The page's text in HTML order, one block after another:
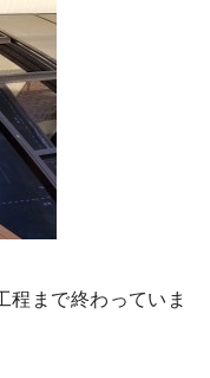
程まで終わっていま